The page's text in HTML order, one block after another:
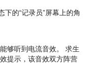
下的“记录员”屏幕上的角
够听到电流音效。 求生
提示，该音效双方阵营